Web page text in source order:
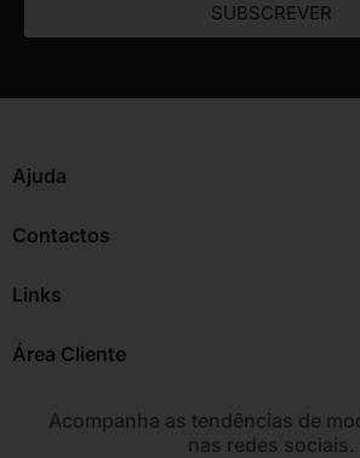
SUBSCREVER
Ajuda
Contactos
Links
Área Cliente
Acompanha as tendências de
nas redes sociais.